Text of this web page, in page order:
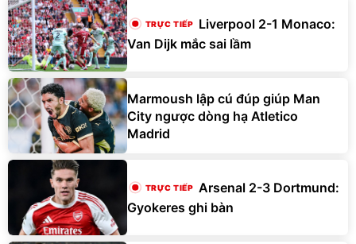
Liverpool 2-1 Monaco:
Van Dijk mắc sai lầm
Marmoush lập cú đúp giúp Man
City ngược dòng hạ Atletico
Madrid
Arsenal 2-3 Dortmund:
Gyokeres ghi bàn